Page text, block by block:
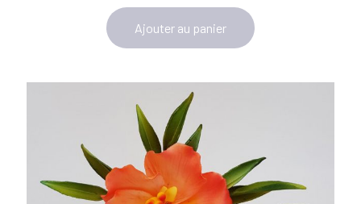
Ajouter au panier